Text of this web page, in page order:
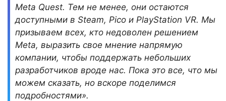
Meta Quest. Тем не менее, они остаются
доступными в Steam, Pico и PlayStation VR. Мы
призываем всех, кто недоволен решением
Meta, выразить свое мнение напрямую
компании, чтобы поддержать небольших
разработчиков вроде нас. Пока это все, что мы
можем сказать, но вскоре поделимся
подробностями».